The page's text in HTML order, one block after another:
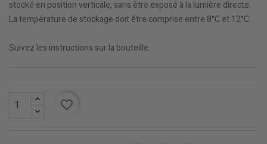
stocké en position verticale, sans être exposé à la lumière directe.
La température de stockage doit être comprise entre 8°C et 12°C.
Suivez les instructions sur la bouteille.
favorite_border